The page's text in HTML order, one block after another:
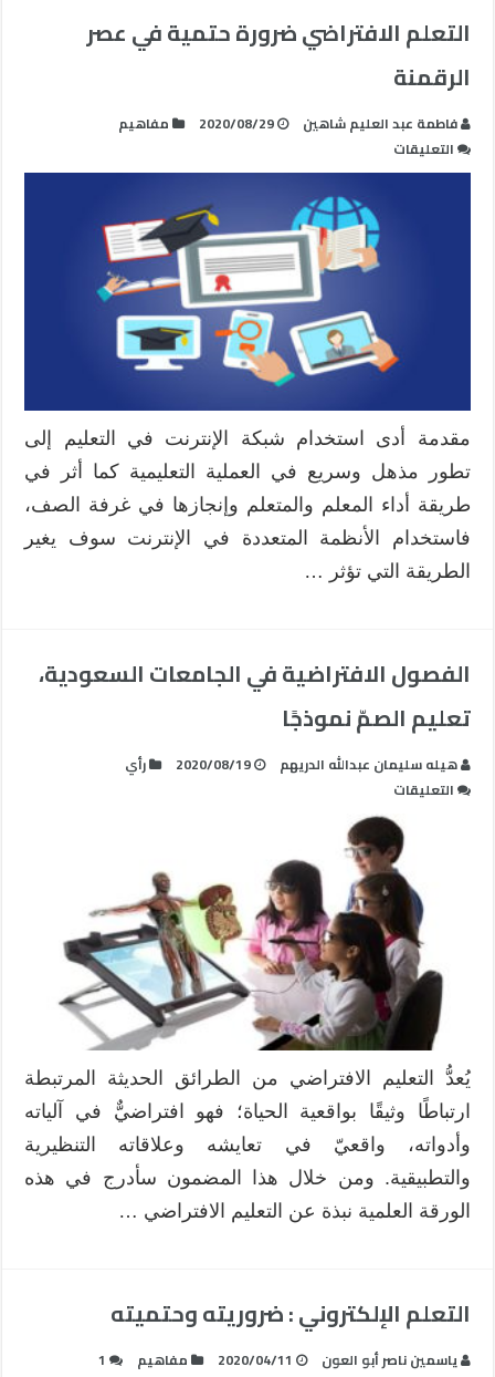
التعلم الافتراضي ضرورة حتمية في عصر
الرقمنة
فاطمة عبد العليم شاهين 2020/08/29
مفاهيم
التعليقات
التعلم
الافتراضي
ضرورة
حتمية
في
الرقمنة
مغلقة
مقدمة أدى استخدام شبكة الإنترنت في التعليم إلى
تطور مذهل وسريع في العملية التعليمية كما أثر في
طريقة أداء المعلم والمتعلم وإنجازها في غرفة الصف،
فاستخدام الأنظمة المتعددة في الإنترنت سوف يغير
الطريقة التي تؤثر …
الفصول الافتراضية في الجامعات السعودية،
تعليم الصمّ نموذجًا
هيله سليمان عبدالله الدريهم 2020/08/19
رأي
التعليقات
الفصول
الافتراضية
في
الجامعات
السعودية،
تعليم
الصمّ
نموذجًا
مغلقة
يُعدُّ التعليم الافتراضي من الطرائق الحديثة المرتبطة
ارتباطًا وثيقًا بواقعية الحياة؛ فهو افتراضيٌّ في آلياته
وأدواته، واقعيّ في تعايشه وعلاقاته التنظيرية
والتطبيقية. ومن خلال هذا المضمون سأدرج في هذه
الورقة العلمية نبذة عن التعليم الافتراضي …
التعلم الإلكتروني : ضروريته وحتميته
ياسمين ناصر أبو العون 2020/04/11 مفاهيم 1